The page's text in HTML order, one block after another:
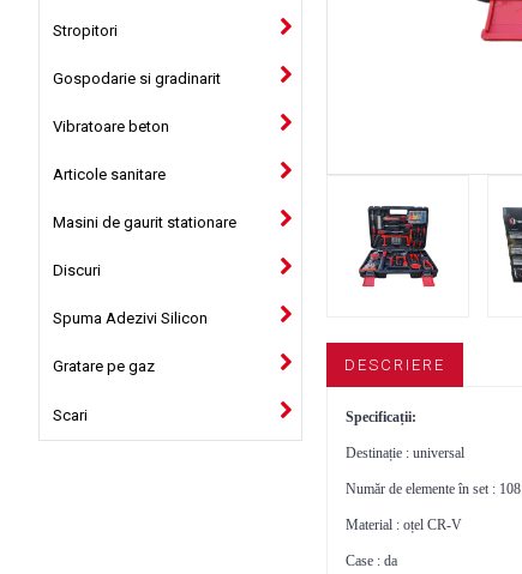
Stropitori
Gospodarie si gradinarit
Vibratoare beton
Articole sanitare
Masini de gaurit stationare
Discuri
Spuma Adezivi Silicon
Gratare pe gaz
Scari
DESCRIERE
Specificații:
Destinație : universal
Număr de elemente în set : 108
Material : oțel CR-V
Case : da